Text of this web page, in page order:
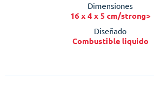
Dimensiones
16 x 4 x 5 cm/strong>
Diseñado
Combustible liquido